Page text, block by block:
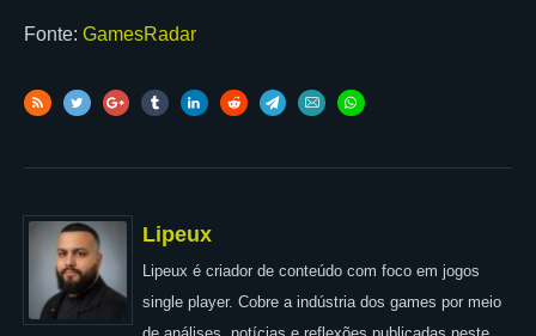
Fonte: GamesRadar
Lipeux
Lipeux é criador de conteúdo com foco em jogos
single player. Cobre a indústria dos games por meio